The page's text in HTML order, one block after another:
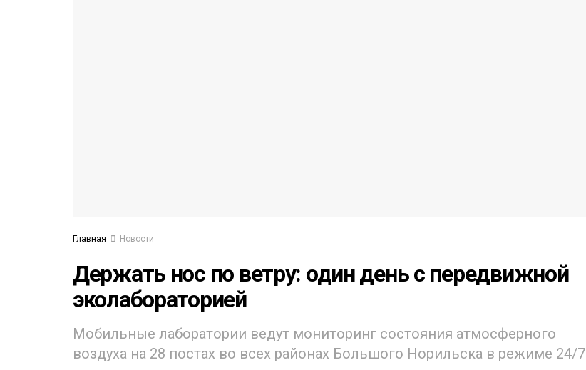
Главная Новости
Держать нос по ветру: один день с передвижной
эколабораторией
Мобильные лаборатории ведут мониторинг состояния атмосферного
воздуха на 28 постах во всех районах Большого Норильска в режиме 24/7